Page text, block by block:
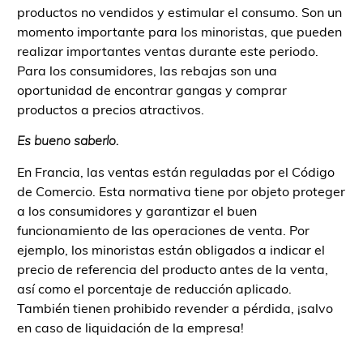
productos no vendidos y estimular el consumo. Son un
momento importante para los minoristas, que pueden
realizar importantes ventas durante este periodo.
Para los consumidores, las rebajas son una
oportunidad de encontrar gangas y comprar
productos a precios atractivos.
Es bueno saberlo.
En Francia, las ventas están reguladas por el Código
de Comercio. Esta normativa tiene por objeto proteger
a los consumidores y garantizar el buen
funcionamiento de las operaciones de venta. Por
ejemplo, los minoristas están obligados a indicar el
precio de referencia del producto antes de la venta,
así como el porcentaje de reducción aplicado.
También tienen prohibido revender a pérdida, ¡salvo
en caso de liquidación de la empresa!